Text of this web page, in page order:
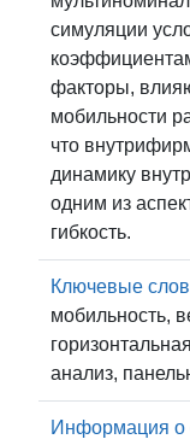
симуляции
факторы,
мобильности
что
динамику
одним из
гибкость.
Ключевые
мобильность,
анализ,
Информация о